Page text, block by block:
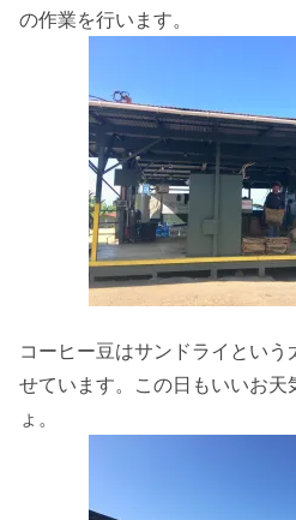
の作業を行います。
コーヒー豆はサンドライとい
せています。この日もいいお天
ょ。